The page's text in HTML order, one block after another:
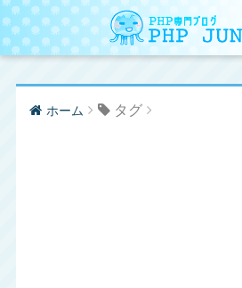
ホーム タグ